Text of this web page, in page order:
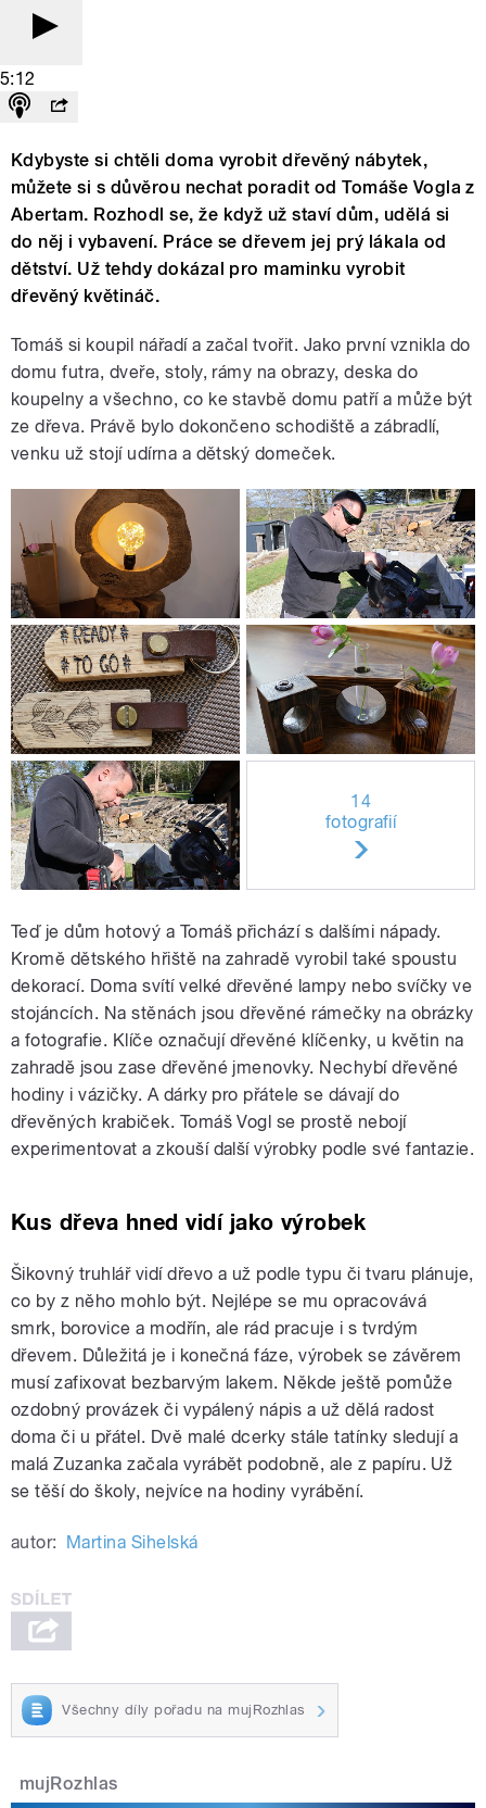
5:12
Kdybyste si chtěli doma vyrobit dřevěný nábytek,
můžete si s důvěrou nechat poradit od Tomáše Vogla z
Abertam. Rozhodl se, že když už staví dům, udělá si
do něj i vybavení. Práce se dřevem jej prý lákala od
dětství. Už tehdy dokázal pro maminku vyrobit
dřevěný květináč.
Tomáš si koupil nářadí a začal tvořit. Jako první vznikla do
domu futra, dveře, stoly, rámy na obrazy, deska do
koupelny a všechno, co ke stavbě domu patří a může být
ze dřeva. Právě bylo dokončeno schodiště a zábradlí,
venku už stojí udírna a dětský domeček.
14
fotografií
Teď je dům hotový a Tomáš přichází s dalšími nápady.
Kromě dětského hřiště na zahradě vyrobil také spoustu
dekorací. Doma svítí velké dřevěné lampy nebo svíčky ve
stojáncích. Na stěnách jsou dřevěné rámečky na obrázky
a fotografie. Klíče označují dřevěné klíčenky, u květin na
zahradě jsou zase dřevěné jmenovky. Nechybí dřevěné
hodiny i vázičky. A dárky pro přátele se dávají do
dřevěných krabiček. Tomáš Vogl se prostě nebojí
experimentovat a zkouší další výrobky podle své fantazie.
Kus dřeva hned vidí jako výrobek
Šikovný truhlář vidí dřevo a už podle typu či tvaru plánuje,
co by z něho mohlo být. Nejlépe se mu opracovává
smrk, borovice a modřín, ale rád pracuje i s tvrdým
dřevem. Důležitá je i konečná fáze, výrobek se závěrem
musí zafixovat bezbarvým lakem. Někde ještě pomůže
ozdobný provázek či vypálený nápis a už dělá radost
doma či u přátel. Dvě malé dcerky stále tatínky sledují a
malá Zuzanka začala vyrábět podobně, ale z papíru. Už
se těší do školy, nejvíce na hodiny vyrábění.
autor: Martina Sihelská
Všechny díly pořadu na mujRozhlas
mujRozhlas